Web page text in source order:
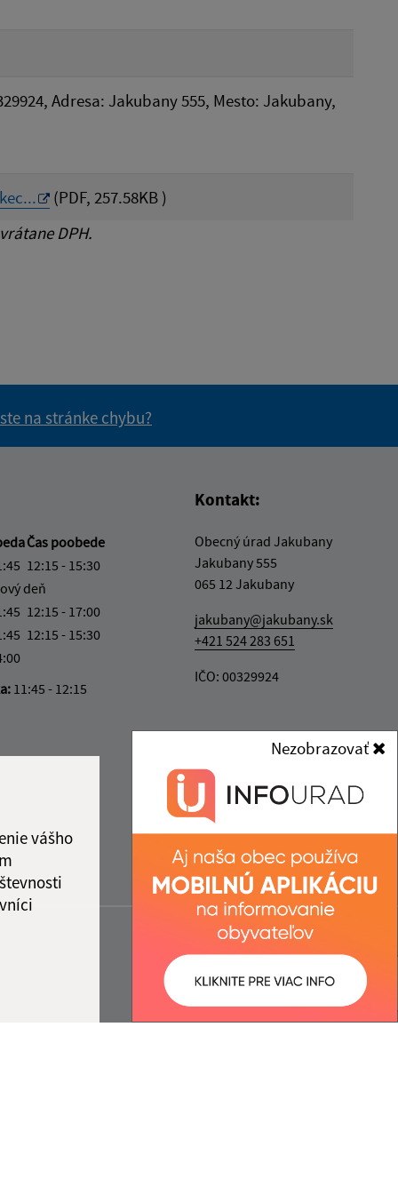
vášho
Nezobrazovať
Adresa: Jakubany 555, Mesto: Jakubany,
(PDF, 257.58KB )
DPH.
na stránke chybu?
Čas poobede
12:15 - 15:30
deň
12:15 - 17:00
12:15 - 15:30
11:45 - 12:15
Kontakt:
Obecný úrad Jakubany
Jakubany 555
065 12 Jakubany
jakubany@jakubany.sk
+421 524 283 651
IČO: 00329924